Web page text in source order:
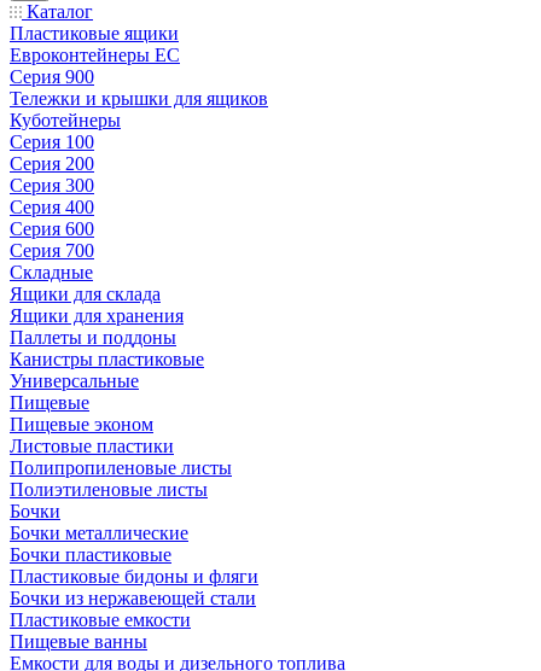
Каталог
Пластиковые ящики
Евроконтейнеры ЕС
Серия 900
Тележки и крышки для ящиков
Куботейнеры
Серия 100
Серия 200
Серия 300
Серия 400
Серия 600
Серия 700
Складные
Ящики для склада
Ящики для хранения
Паллеты и поддоны
Канистры пластиковые
Универсальные
Пищевые
Пищевые эконом
Листовые пластики
Полипропиленовые листы
Полиэтиленовые листы
Бочки
Бочки металлические
Бочки пластиковые
Пластиковые бидоны и фляги
Бочки из нержавеющей стали
Пластиковые емкости
Пищевые ванны
Емкости для воды и дизельного топлива